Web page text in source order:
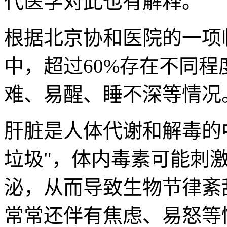
根据北京协和医院的一
中，超过60%存在不同
难、易醒、睡不深等情况
肝脏是人体代谢和解毒
垃圾"，体内毒素可能刺
泌，从而导致生物节律
常常还伴有焦虑、易怒